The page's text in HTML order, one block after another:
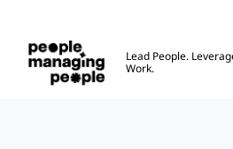
Lead People.
Work.